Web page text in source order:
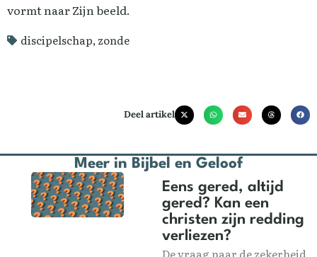
vormt naar Zijn beeld.
discipelschap,zonde
Deel artikel
Meer in Bijbel en Geloof
Eens gered, altijd
gered? Kan een
christen zijn redding
verliezen?